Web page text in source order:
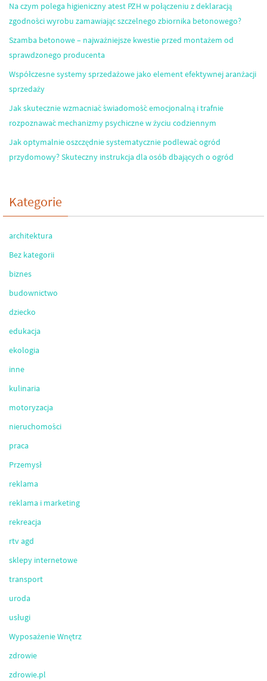
Na czym polega higieniczny atest PZH w połączeniu z deklaracją
zgodności wyrobu zamawiając szczelnego zbiornika betonowego?
Szamba betonowe – najważniejsze kwestie przed montażem od
sprawdzonego producenta
Współczesne systemy sprzedażowe jako element efektywnej aranżacji
sprzedaży
Jak skutecznie wzmacniać świadomość emocjonalną i trafnie
rozpoznawać mechanizmy psychiczne w życiu codziennym
Jak optymalnie oszczędnie systematycznie podlewać ogród
przydomowy? Skuteczny instrukcja dla osób dbających o ogród
Kategorie
architektura
Bez kategorii
biznes
budownictwo
dziecko
edukacja
ekologia
inne
kulinaria
motoryzacja
nieruchomości
praca
Przemysł
reklama
reklama i marketing
rekreacja
rtv agd
sklepy internetowe
transport
uroda
usługi
Wyposażenie Wnętrz
zdrowie
zdrowie.pl